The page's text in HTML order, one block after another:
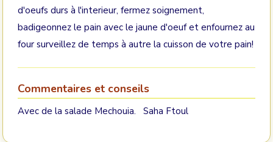
d'oeufs durs à l'interieur, fermez soignement,
badigeonnez le pain avec le jaune d'oeuf et enfournez au
four surveillez de temps à autre la cuisson de votre pain!
Commentaires et conseils
Avec de la salade Mechouia. Saha Ftoul